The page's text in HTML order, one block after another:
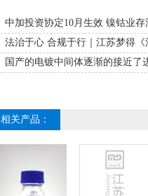
中加投资协定10月生效 镍钴业
法治于心 合规于行｜江苏梦得
国产的电镀中间体逐渐的接近了
相关产品：